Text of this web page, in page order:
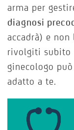
arma per
diagnosi
accadrà) e non
rivolgiti subito
ginecologo
adatto a te.